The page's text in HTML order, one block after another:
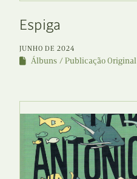
Espiga
JUNHO DE 2024
Álbuns Publicação Original